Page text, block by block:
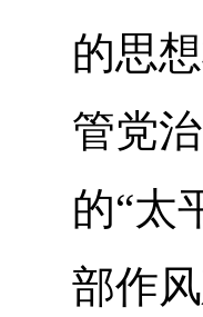
的思
管党
的“太
部作